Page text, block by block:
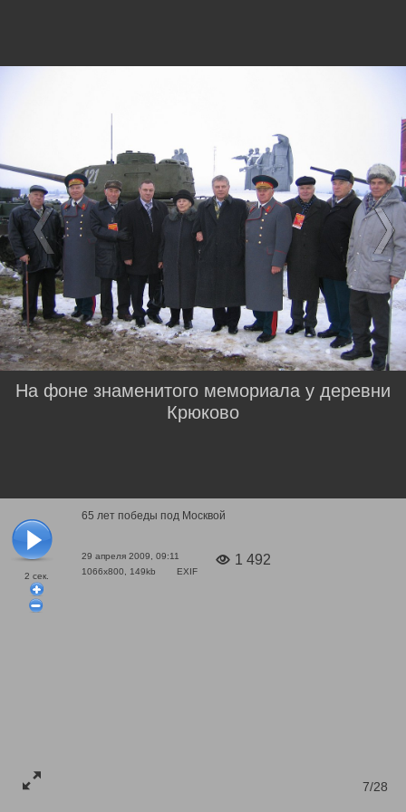
2 сек.
65 лет победы под Москвой
29 апреля 2009, 09:11
1066x800, 149kb
EXIF
1 492
7/28
На фоне знаменитого мемориала у деревни
Крюково